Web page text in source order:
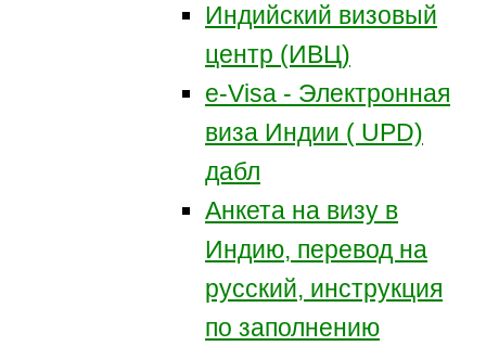
Индийский визовый
центр (ИВЦ)
e-Visa - Электронная
виза Индии ( UPD)
дабл
Анкета на визу в
Индию, перевод на
русский, инструкция
по заполнению